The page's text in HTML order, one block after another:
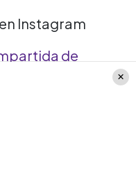
Instagram
de